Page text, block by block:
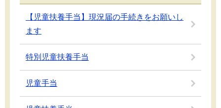
【児童扶養手当】現況届の手続きをお願いし
ます
特別児童扶養手当
児童手当